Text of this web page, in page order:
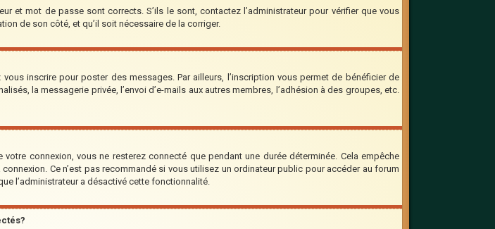
et mot de passe sont corrects. S’ils le sont, contactez l’administrateur pour vérifier que vous
de son côté, et qu’il soit nécessaire de la corriger.
inscrire pour poster des messages. Par ailleurs, l’inscription vous permet de bénéficier de
la messagerie privée, l’envoi d’e-mails aux autres membres, l’adhésion à des groupes, etc.
connexion, vous ne resterez connecté que pendant une durée déterminée. Cela empêche
Ce n’est pas recommandé si vous utilisez un ordinateur public pour accéder au forum
l’administrateur a désactivé cette fonctionnalité.